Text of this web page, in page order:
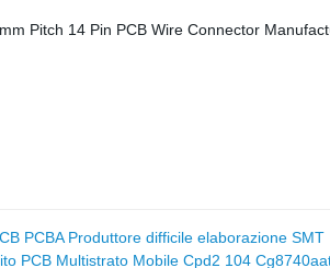
PCBA Produttore difficile elaborazione SMT
PCB Multistrato Mobile Cpd2 104